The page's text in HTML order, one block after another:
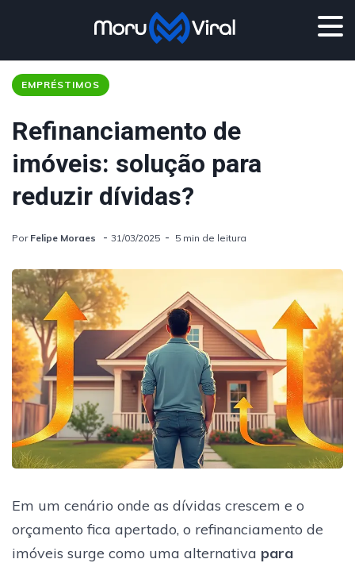
EMPRÉSTIMOS
Refinanciamento de
imóveis: solução para
reduzir dívidas?
Por Felipe Moraes 31/03/2025 5 min de leitura
Em um cenário onde as dívidas crescem e o
orçamento fica apertado, o refinanciamento de
imóveis surge como uma alternativa para